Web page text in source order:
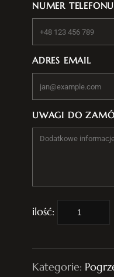
NUMER
ADRES EMAIL
UWAGI DO
l
Kategorie: